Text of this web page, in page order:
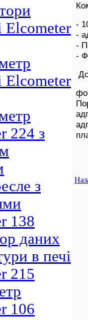
Elcometer
Elcometer
224 з
з
138
даних
в печі
215
106
-
-
-
-